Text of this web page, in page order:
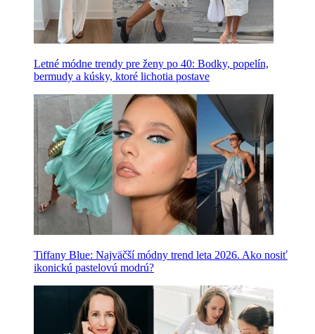
Letné módne trendy pre ženy po 40: Bodky, popelín,
bermudy a kúsky, ktoré lichotia postave
Tiffany Blue: Najväčší módny trend leta 2026. Ako nosiť
ikonickú pastelovú modrú?